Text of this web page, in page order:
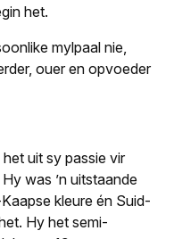
het.
mylpaal nie,
ouer en opvoeder
uit sy passie vir
was ’n uitstaande
kleure én Suid-
Hy het semi-